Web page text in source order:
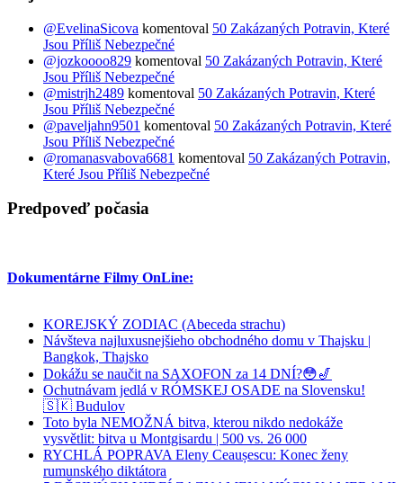
@EvelinaSicova komentoval 50 Zakázaných Potravin, Které
Jsou Příliš Nebezpečné
@jozkoooo829 komentoval 50 Zakázaných Potravin, Které
Jsou Příliš Nebezpečné
@mistrjh2489 komentoval 50 Zakázaných Potravin, Které
Jsou Příliš Nebezpečné
@paveljahn9501 komentoval 50 Zakázaných Potravin, Které
Jsou Příliš Nebezpečné
@romanasvabova6681 komentoval 50 Zakázaných Potravin,
Které Jsou Příliš Nebezpečné
Predpoveď počasia
Dokumentárne Filmy OnLine:
KOREJSKÝ ZODIAC (Abeceda strachu)
Návšteva najluxusnejšieho obchodného domu v Thajsku |
Bangkok, Thajsko
Dokážu se naučit na SAXOFON za 14 DNÍ?😳🎷
Ochutnávam jedlá v RÓMSKEJ OSADE na Slovensku!
🇸🇰 Budulov
Toto byla NEMOŽNÁ bitva, kterou nikdo nedokáže
vysvětlit: bitva u Montgisardu | 500 vs. 26 000
RYCHLÁ POPRAVA Eleny Ceaușescu: Konec ženy
rumunského diktátora